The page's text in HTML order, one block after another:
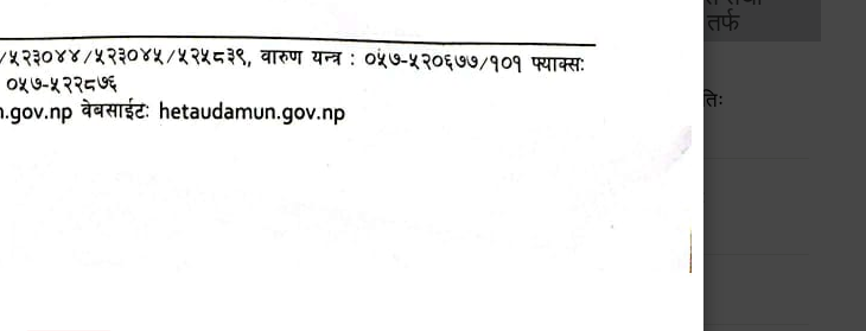
मापदण्ड तर्फ
अनुदान कार्यक्रममा सहभागी हुन प्रस्ताव आव्हान सम्बन्धी सूचना !! (दोस्रो पटक सूचना प्रकाशित मितिः
२०८२/१०/०९ गते)